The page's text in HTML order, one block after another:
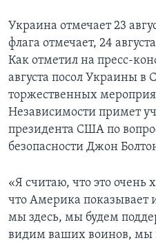
Украина отмечает 23
флага отмечает, 24
Как отметил на пресс-
августа посол Украины
торжественных
Независимости примет
президента США по
безопасности Джон
«Я считаю, что это
что Америка показывает
мы здесь, мы будем
видим ваших воинов, мы